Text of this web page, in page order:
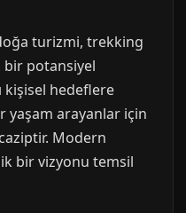
turizmi, trekking
potansiyel
kişisel hedeflere
yaşam arayanlar için
Modern
bir vizyonu temsil